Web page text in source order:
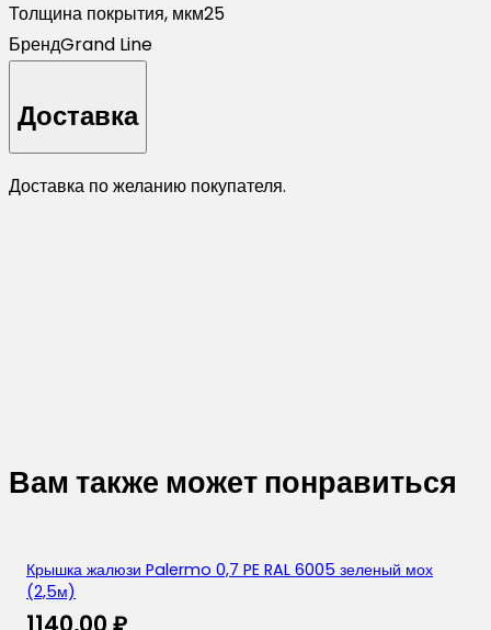
Толщина покрытия, мкм25
БрендGrand Line
Доставка
Доставка по желанию покупателя.
Вам также может понравиться
Крышка жалюзи Palermo 0,7 PE RAL 6005 зеленый мох
(2,5м)
1140,00 ₽